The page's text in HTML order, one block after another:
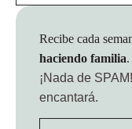
Recibe cada
haciendo familia.
¡Nada de SPAM!
encantará.